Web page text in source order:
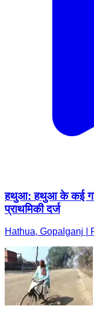
हथुआ: हथुआ के कई गांवों
प्राथमिकी दर्ज
Hathua, Gopalganj |